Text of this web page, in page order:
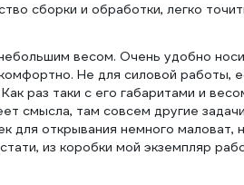
сборки и обработки, легко
весом. Очень удобно
Не для силовой работы,
раз таки с его габаритами и
смысла, там совсем другие
для открывания немного
из коробки мой экземпляр